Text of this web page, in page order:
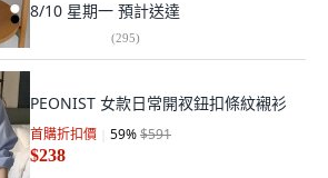
8/10 星期一 預計送達
(295)
PEONIST 女款日常開衩鈕扣條紋襯衫
首購折扣價 59%$591
$238